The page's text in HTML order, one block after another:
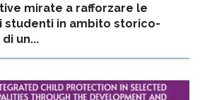
mirate a rafforzare le
studenti in ambito storico-
un...